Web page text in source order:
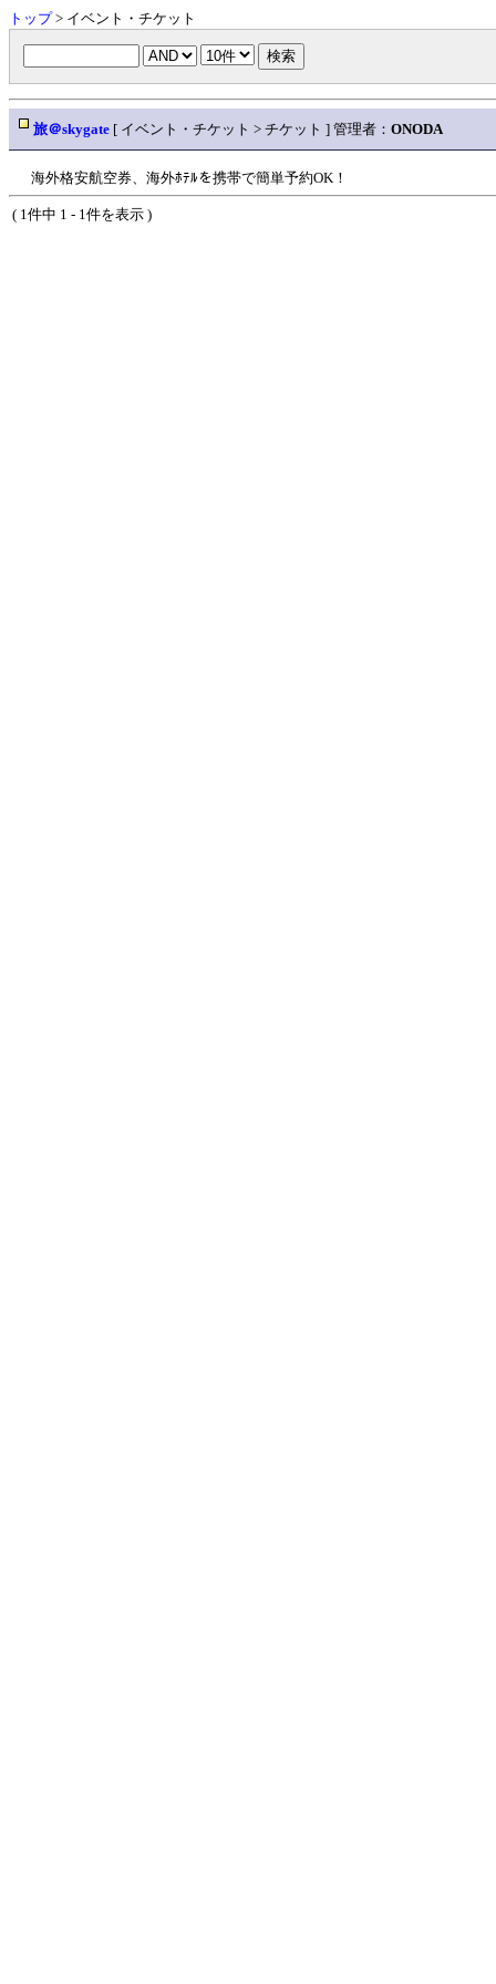
トップ> イベント・チケット
旅＠skygate [ イベント・チケット > チケット ] 管理者： ONODA
海外格安航空券、海外ﾎﾃﾙを携帯で簡単予約OK！
( 1件中 1 - 1件を表示 )